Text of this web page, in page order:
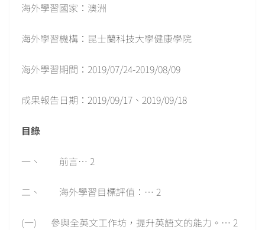
海外學習國家：澳洲
海外學習機構：昆士蘭科技大學健康學院
海外學習期間：2019/07/24-2019/08/09
成果報告日期：2019/09/17、2019/09/18
目錄
一、 前言… 2
二、 海外學習目標評值：… 2
(一) 參與全英文工作坊，提升英語文的能力。… 2